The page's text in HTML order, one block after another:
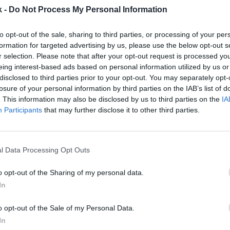
- Do Not Process My Personal Information
opt-out of the sale, sharing to third parties, or processing of your
for targeted advertising by us, please use the below opt-out
selection. Please note that after your opt-out request is processed
interest-based ads based on personal information utilized by us
to third parties prior to your opt-out. You may separately
of your personal information by third parties on the IAB’s list of
This information may also be disclosed by us to third parties on the
Participants that may further disclose it to other third parties.
Data Processing Opt Outs
opt-out of the Sharing of my personal data.
opt-out of the Sale of my Personal Data.
una de sus tiendas insignia en el corazón de
y una de las zonas comerciales con mayor
la ciudad. “Queremos ser una referencia para la
Chis Walsh, vicepresidente de la marca para
primer patrocinio en Italia y más apuestas
primer proveedor B2B que podrá utilizar los datos e
con Nilox a través de Infront.
avanza en el sector delfantasy
de la mano de
televisivo ha alcanzado un acuerdo multianual con el